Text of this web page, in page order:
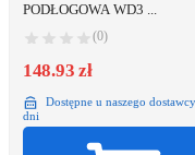
PODŁOGOWA WD3 ...
(0)
148.93 zł
Dostępne u naszego
dni